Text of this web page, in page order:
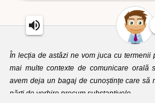
În lecția de astăzi ne vom juca cu termenii
mai multe contexte de comunicare orală
avem deja un bagaj de cunoștințe care să
părți de vorbire precum substantivele.